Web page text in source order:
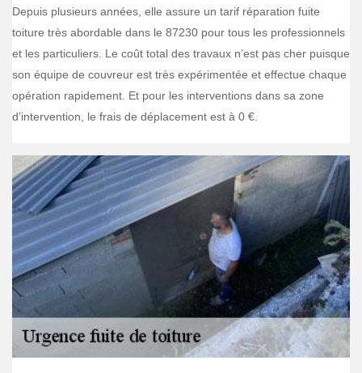
Depuis plusieurs années, elle assure un tarif réparation fuite
toiture très abordable dans le 87230 pour tous les professionnels
et les particuliers. Le coût total des travaux n’est pas cher puisque
son équipe de couvreur est très expérimentée et effectue chaque
opération rapidement. Et pour les interventions dans sa zone
d’intervention, le frais de déplacement est à 0 €.